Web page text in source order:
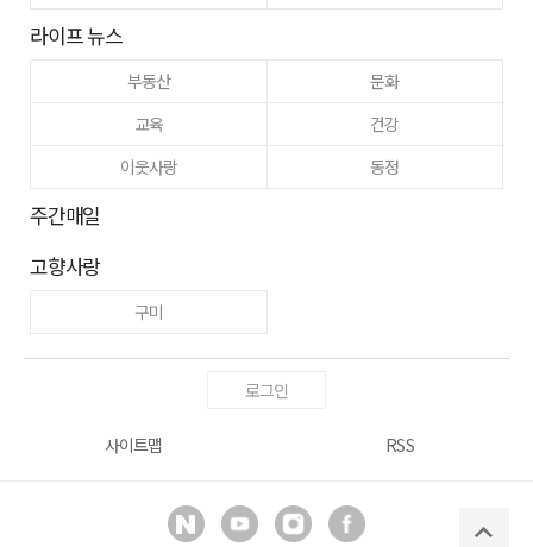
라이프 뉴스
부동산
문화
교육
건강
이웃사랑
동정
주간매일
고향사랑
구미
로그인
사이트맵 RSS